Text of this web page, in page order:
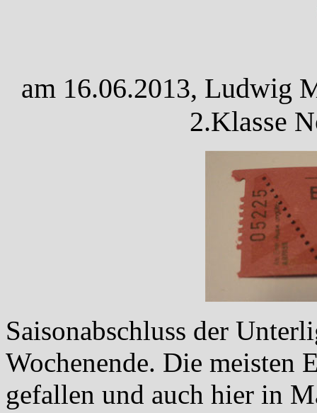
am 16.06.2013, Ludwig
2.Klasse
Saisonabschluss der
Wochenende. Die meisten
gefallen und auch hier in